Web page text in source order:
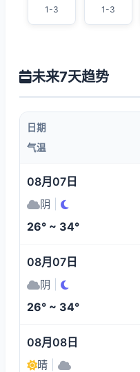
1-3 1-3
未来7天趋势
日期
气温
08月07日
阴
26° ~ 34°
08月07日
阴
26° ~ 34°
08月08日
晴